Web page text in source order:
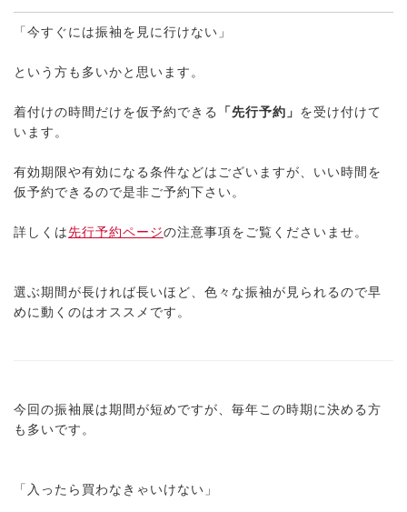
「今すぐには振袖を見に行けない」
という方も多いかと思います。
着付けの時間だけを仮予約できる 「先行予約」 を受け付けて
います。
有効期限や有効になる条件などはございますが、いい時間を
仮予約できるので是非ご予約下さい。
詳しくは先行予約ページの注意事項をご覧くださいませ。
選ぶ期間が長ければ長いほど、色々な振袖が見られるので早
めに動くのはオススメです。
今回の振袖展は期間が短めですが、毎年この時期に決める方
も多いです。
「入ったら買わなきゃいけない」